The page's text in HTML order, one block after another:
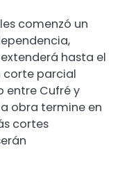
comenzó un
hasta el
corte parcial
entre Cufré y
obra termine en
cortes